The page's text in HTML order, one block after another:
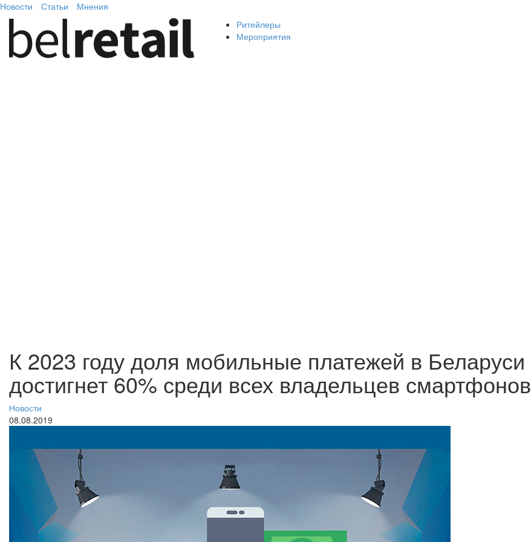
Новости Статьи Мнения
Ритейлеры
Мероприятия
К 2023 году доля мобильные платежей в Беларуси
достигнет 60% среди всех владельцев смартфонов
Новости
08.08.2019